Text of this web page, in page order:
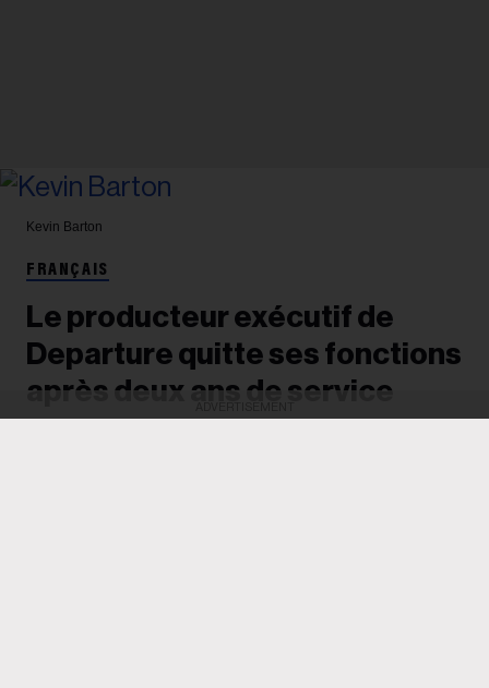
Kevin Barton
FRANÇAIS
Le producteur exécutif de
Departure quitte ses fonctions
après deux ans de service